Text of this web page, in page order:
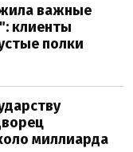
важные
клиенты
полки
миллиарда